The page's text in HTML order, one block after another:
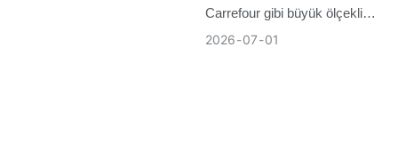
Carrefour gibi büyük ölçekli
perakende zincirleri, fiş
2026 07 01